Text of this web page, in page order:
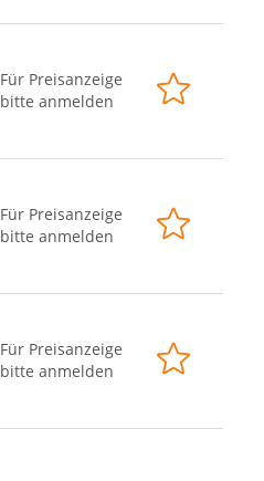
Für Preisanzeige
bitte anmelden
Für Preisanzeige
bitte anmelden
Für Preisanzeige
bitte anmelden